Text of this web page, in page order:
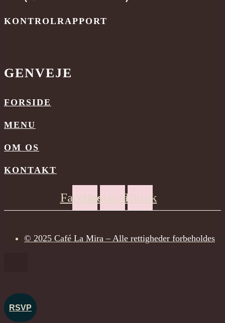
KONTROLRAPPORT
GENVEJE
FORSIDE
MENU
OM OS
KONTAKT
FacebookInstagramTiktok
© 2025 Café La Mira – Alle rettigheder forbeholdes
RSVP